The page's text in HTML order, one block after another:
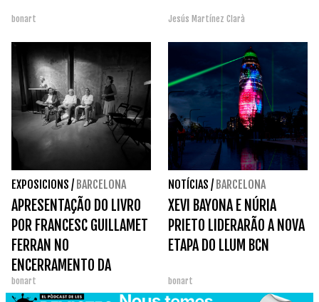
bonart Jesús Martínez Clarà
EXPOSICIONS / BARCELONA
APRESENTAÇÃO DO LIVRO
POR FRANCESC GUILLAMET
FERRAN NO
ENCERRAMENTO DA
EXPOSIÇÃO MAILLOL /
bonart
NOTÍCIAS / BARCELONA
XEVI BAYONA E NÚRIA
PRIETO LIDERARÃO A NOVA
ETAPA DO LLUM BCN
bonart